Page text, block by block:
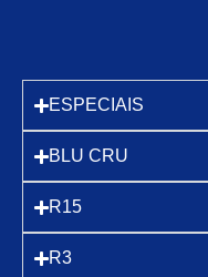
ESPECIAIS
BLU CRU
R15
R3